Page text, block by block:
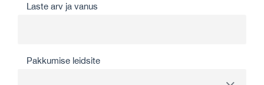
Laste arv ja vanus
Pakkumise leidsite